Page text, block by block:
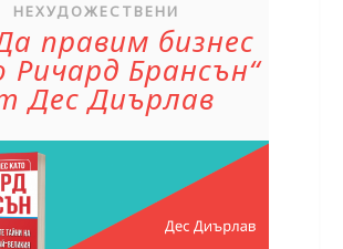
НЕХУДОЖЕСТВЕНИ
правим бизнес
Ричард Брансън“
Дес Диърлав